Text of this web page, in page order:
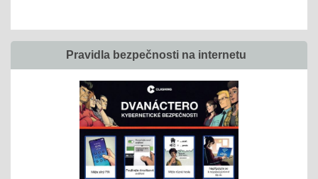
Pravidla bezpečnosti na internetu